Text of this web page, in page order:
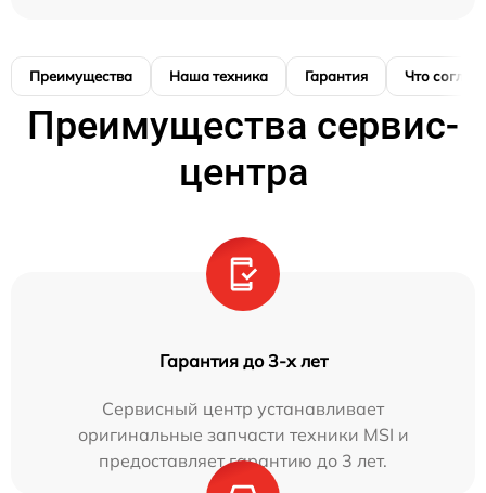
Преимущества Наша техника Гарантия Что
Преимущества сервис-
центра
Гарантия до 3-х лет
Сервисный центр устанавливает
оригинальные запчасти техники MSI и
предоставляет гарантию до 3 лет.